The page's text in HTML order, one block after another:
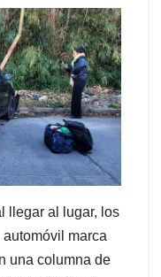
llegar al lugar, los
marca
una columna de